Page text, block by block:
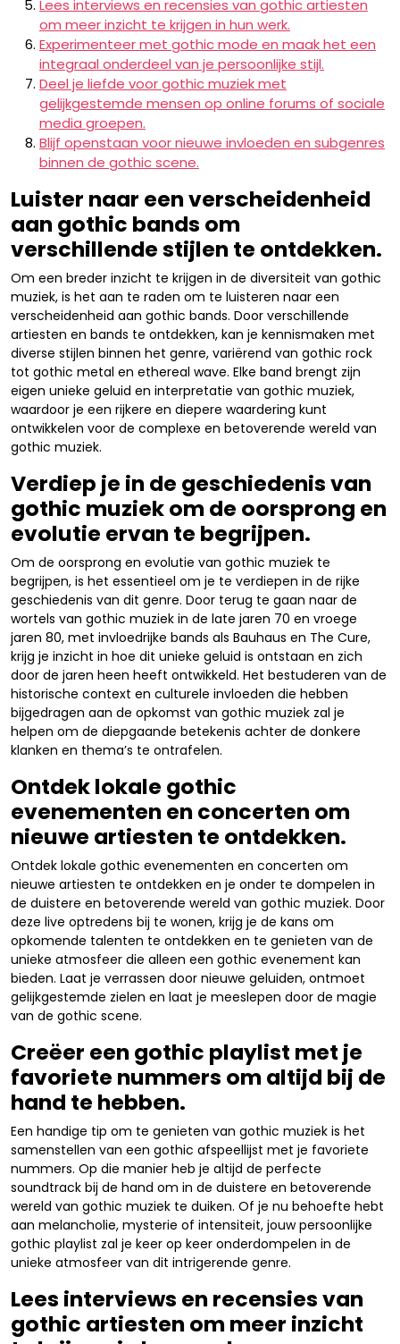
Lees interviews en recensies van gothic artiesten
om meer inzicht te krijgen in hun werk.
Experimenteer met gothic mode en maak het een
integraal onderdeel van je persoonlijke stijl.
Deel je liefde voor gothic muziek met
gelijkgestemde mensen op online forums of sociale
media groepen.
Blijf openstaan voor nieuwe invloeden en subgenres
binnen de gothic scene.
Luister naar een verscheidenheid
aan gothic bands om
verschillende stijlen te ontdekken.
Om een breder inzicht te krijgen in de diversiteit van gothic
muziek, is het aan te raden om te luisteren naar een
verscheidenheid aan gothic bands. Door verschillende
artiesten en bands te ontdekken, kan je kennismaken met
diverse stijlen binnen het genre, variërend van gothic rock
tot gothic metal en ethereal wave. Elke band brengt zijn
eigen unieke geluid en interpretatie van gothic muziek,
waardoor je een rijkere en diepere waardering kunt
ontwikkelen voor de complexe en betoverende wereld van
gothic muziek.
Verdiep je in de geschiedenis van
gothic muziek om de oorsprong en
evolutie ervan te begrijpen.
Om de oorsprong en evolutie van gothic muziek te
begrijpen, is het essentieel om je te verdiepen in de rijke
geschiedenis van dit genre. Door terug te gaan naar de
wortels van gothic muziek in de late jaren 70 en vroege
jaren 80, met invloedrijke bands als Bauhaus en The Cure,
krijg je inzicht in hoe dit unieke geluid is ontstaan en zich
door de jaren heen heeft ontwikkeld. Het bestuderen van de
historische context en culturele invloeden die hebben
bijgedragen aan de opkomst van gothic muziek zal je
helpen om de diepgaande betekenis achter de donkere
klanken en thema’s te ontrafelen.
Ontdek lokale gothic
evenementen en concerten om
nieuwe artiesten te ontdekken.
Ontdek lokale gothic evenementen en concerten om
nieuwe artiesten te ontdekken en je onder te dompelen in
de duistere en betoverende wereld van gothic muziek. Door
deze live optredens bij te wonen, krijg je de kans om
opkomende talenten te ontdekken en te genieten van de
unieke atmosfeer die alleen een gothic evenement kan
bieden. Laat je verrassen door nieuwe geluiden, ontmoet
gelijkgestemde zielen en laat je meeslepen door de magie
van de gothic scene.
Creëer een gothic playlist met je
favoriete nummers om altijd bij de
hand te hebben.
Een handige tip om te genieten van gothic muziek is het
samenstellen van een gothic afspeellijst met je favoriete
nummers. Op die manier heb je altijd de perfecte
soundtrack bij de hand om in de duistere en betoverende
wereld van gothic muziek te duiken. Of je nu behoefte hebt
aan melancholie, mysterie of intensiteit, jouw persoonlijke
gothic playlist zal je keer op keer onderdompelen in de
unieke atmosfeer van dit intrigerende genre.
Lees interviews en recensies van
gothic artiesten om meer inzicht